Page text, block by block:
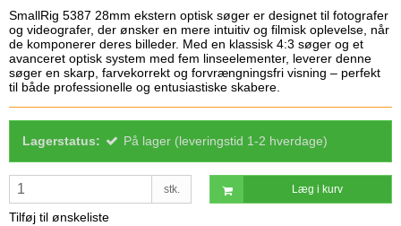
SmallRig 5387 28mm ekstern optisk søger er designet til fotografer
og videografer, der ønsker en mere intuitiv og filmisk oplevelse, når
de komponerer deres billeder. Med en klassisk 4:3 søger og et
avanceret optisk system med fem linseelementer, leverer denne
søger en skarp, farvekorrekt og forvrængningsfri visning – perfekt
til både professionelle og entusiastiske skabere.
Lagerstatus: På lager (leveringstid 1-2 hverdage)
stk. Læg i kurv
Tilføj til ønskeliste